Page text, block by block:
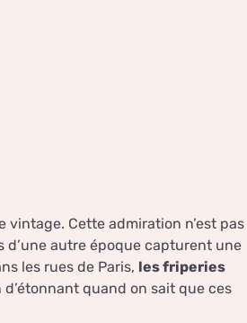
Cette admiration n’est pas
d’une autre époque capturent une
les rues de Paris, les friperies
quand on sait que ces